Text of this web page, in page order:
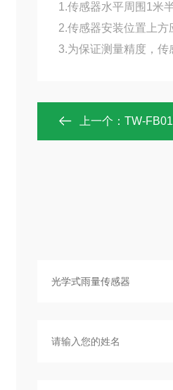
1.传感器水平周围1米
2.传感器安装位置上
3.为保证测量精度，传
上一个： TW-